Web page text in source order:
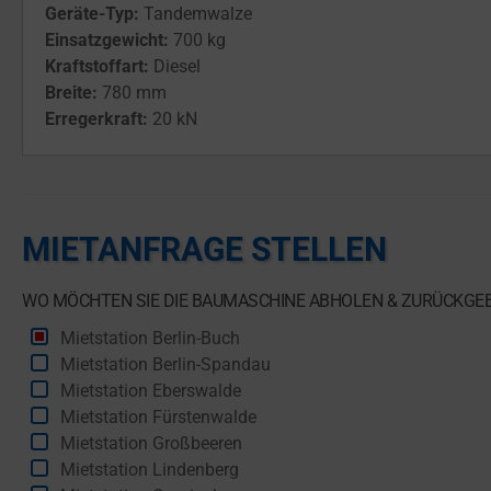
Geräte-Typ: Tandemwalze
Einsatzgewicht: 700 kg
Kraftstoffart: Diesel
Breite: 780 mm
Erregerkraft: 20 kN
MIETANFRAGE STELLEN
WO MÖCHTEN SIE DIE BAUMASCHINE ABHOLEN &
Mietstation Berlin-Buch
Mietstation Berlin-Spandau
Mietstation Eberswalde
Mietstation Fürstenwalde
Mietstation Großbeeren
Mietstation Lindenberg